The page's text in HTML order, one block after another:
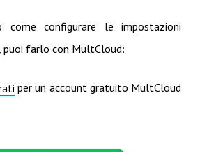
come configurare le impostazioni
puoi farlo con MultCloud:
per un account gratuito MultCloud